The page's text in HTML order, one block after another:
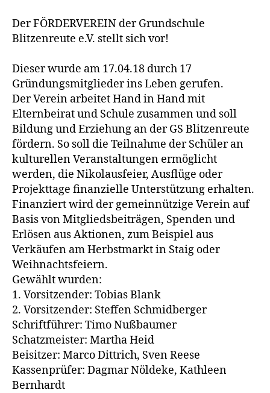
Der FÖRDERVEREIN der Grundschule
Blitzenreute e.V. stellt sich vor!
Dieser wurde am 17.04.18 durch 17
Gründungsmitglieder ins Leben gerufen.
Der Verein arbeitet Hand in Hand mit
Elternbeirat und Schule zusammen und soll
Bildung und Erziehung an der GS Blitzenreute
fördern. So soll die Teilnahme der Schüler an
kulturellen Veranstaltungen ermöglicht
werden, die Nikolausfeier, Ausflüge oder
Projekttage finanzielle Unterstützung erhalten.
Finanziert wird der gemeinnützige Verein auf
Basis von Mitgliedsbeiträgen, Spenden und
Erlösen aus Aktionen, zum Beispiel aus
Verkäufen am Herbstmarkt in Staig oder
Weihnachtsfeiern.
Gewählt wurden:
1. Vorsitzender: Tobias Blank
2. Vorsitzender: Steffen Schmidberger
Schriftführer: Timo Nußbaumer
Schatzmeister: Martha Heid
Beisitzer: Marco Dittrich, Sven Reese
Kassenprüfer: Dagmar Nöldeke, Kathleen
Bernhardt